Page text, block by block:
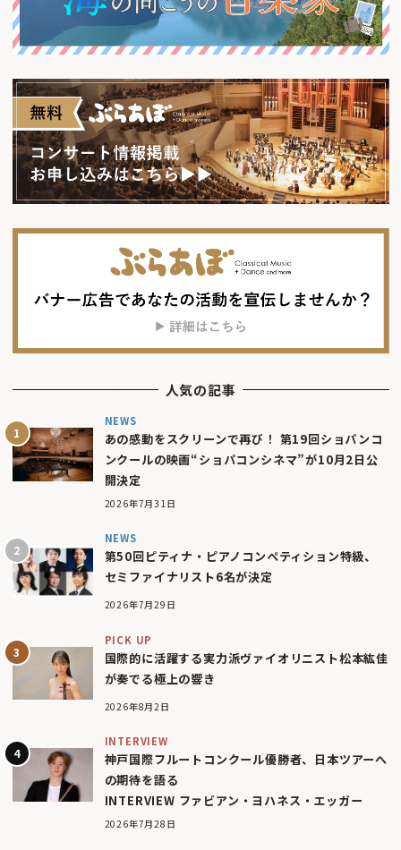
人気の記事
NEWS
あの感動をスクリーンで再び！ 第19回ショパンコ
ンクールの映画“ショパコンシネマ”が10月2日公
開決定
2026年7月31日
NEWS
第50回ピティナ・ピアノコンペティション特級、
セミファイナリスト6名が決定
2026年7月29日
PICK UP
国際的に活躍する実力派ヴァイオリニスト松本紘佳
が奏でる極上の響き
2026年8月2日
INTERVIEW
神戸国際フルートコンクール優勝者、日本ツアーへ
の期待を語る
INTERVIEW ファビアン・ヨハネス・エッガー
2026年7月28日